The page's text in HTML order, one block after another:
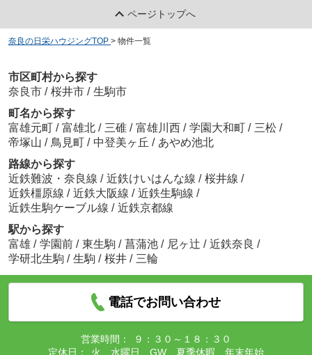
ページトップへ
奈良の日栄ハウジングTOP > 物件一覧
市区町村から探す
奈良市 / 桜井市 / 生駒市
町名から探す
富雄元町 / 富雄北 / 三碓 / 富雄川西 / 学園大和町 / 三松 /
帝塚山 / 鳥見町 / 中登美ヶ丘 / あやめ池北
路線から探す
近鉄難波・奈良線 / 近鉄けいはんな線 / 桜井線 /
近鉄橿原線 / 近鉄大阪線 / 近鉄生駒線 /
近鉄生駒ケーブル線 / 近鉄京都線
駅から探す
富雄 / 学園前 / 東生駒 / 菖蒲池 / 尼ヶ辻 / 近鉄奈良 /
学研北生駒 / 生駒 / 桜井 / 三輪
電話でお問い合わせ
営業時間：
９：３０～１８：３０
定休日：
火、水曜日、GW、夏季休暇、年末年始